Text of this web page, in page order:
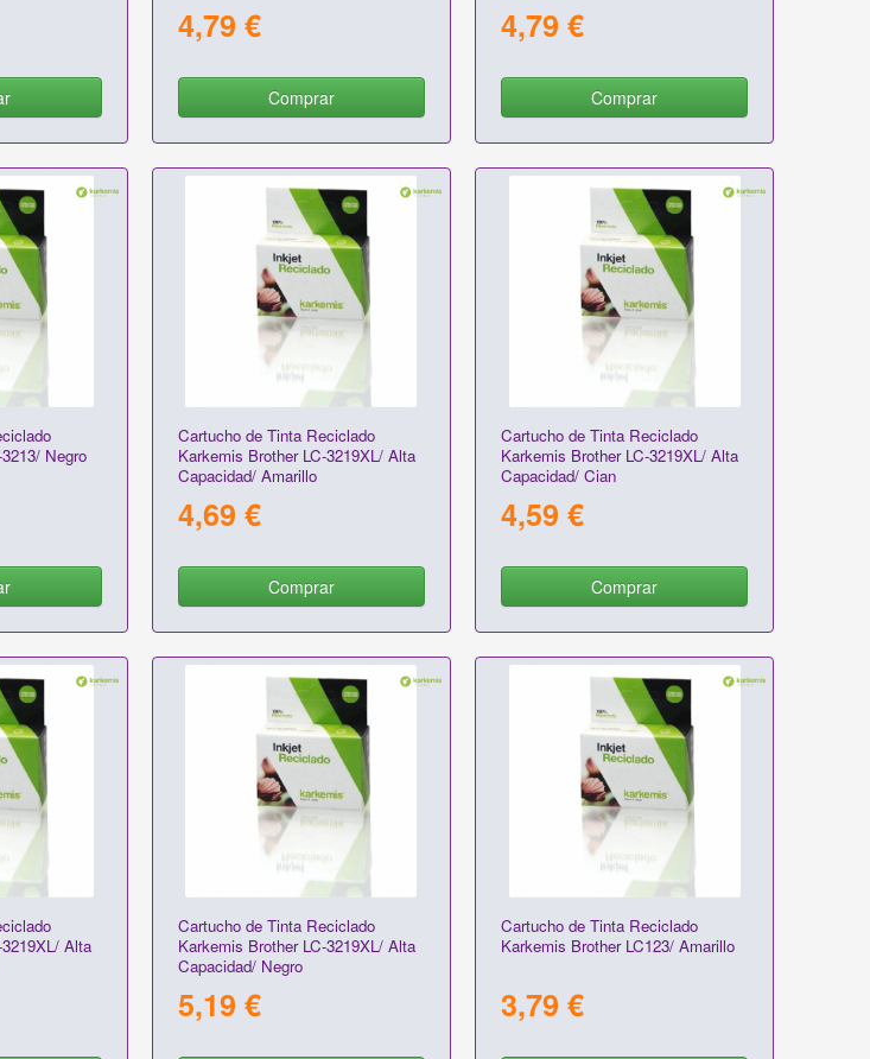
4,79 €
Comprar
4,79 €
Comprar
Negro
Cartucho de Tinta Reciclado
Karkemis Brother LC-3219XL/ Alta
Capacidad/ Amarillo
4,69 €
Comprar
Cartucho de Tinta Reciclado
Karkemis Brother LC-3219XL/ Alta
Capacidad/ Cian
4,59 €
Comprar
Alta
Cartucho de Tinta Reciclado
Karkemis Brother LC-3219XL/ Alta
Capacidad/ Negro
5,19 €
Cartucho de Tinta Reciclado
Karkemis Brother LC123/ Amarillo
3,79 €